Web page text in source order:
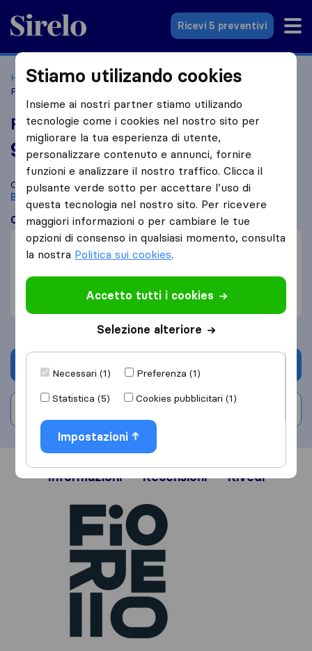
Sirelo.it
Ricevi 5 preventivi
Home Le 10 migliori aziende di traslochi in Italia
Fiorello Traslochi
Fiorello Traslochi
9,0 basato su
recensioni di Sirelo e Google
i
Confronta Fiorello Traslochi con altreaziende di traslochi
Brescia
Cosa dicono i clienti
Efficienza (2)
Trasloco veloce (2)
Fallimento nel terminare l'incarico (1)
Chiedi preventivo
Informazioni Recensioni Rivedi
Stiamo utilizando cookies
Insieme ai nostri partner stiamo utilizando
tecnologie come i cookies nel nostro sito per
migliorare la tua esperienza di utente,
personalizzare contenuto e annunci, fornire
funzioni e analizzare il nostro traffico. Clicca il
pulsante verde sotto per accettare l’uso di
questa tecnologia nel nostro sito. Per ricevere
maggiori informazioni o per cambiare le tue
opzioni di consenso in qualsiasi momento, consulta
la nostra Politica sui cookies.
Accetto tutti i cookies
Selezione alteriore
Necessari (1)
Preferenza (1)
Statistica (5)
Cookies pubblicitari (1)
Impostazioni